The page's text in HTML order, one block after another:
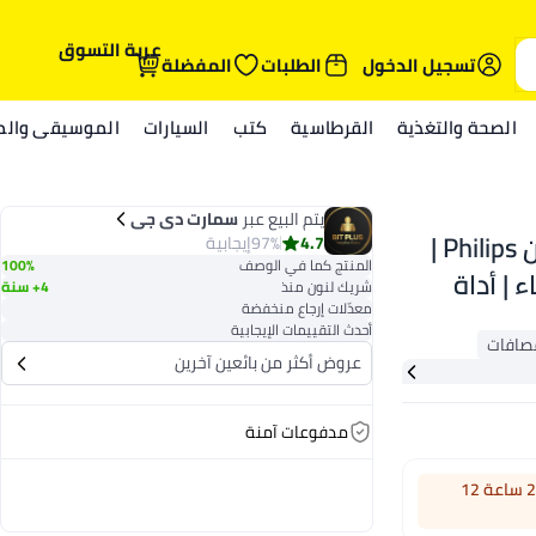
تسجيل الدخول الطلبات المفضلةعربة التسوق
الصحة والتغذية القرطاسية كتب السيارات الموسيقى
ماكينة تشذيب شعر الجسم BG5021/15 من Philips |
| أداة
اطلب خلال 22 ساعة 12
يتم البيع عبرسمارت دی جی
4.7
97%إيجابية
المنتج كما في الوصف 100%
شريك لنون منذ 4+ سنة
معدّلات إرجاع منخفضة
أحدث التقييمات الإيجابية
عروض أكثر من بائعين آخرين
مدفوعات آمنة